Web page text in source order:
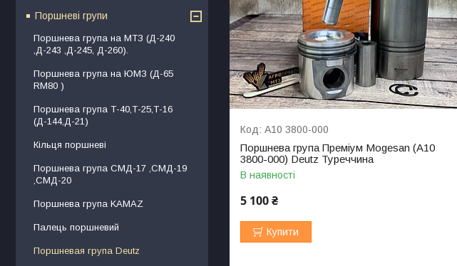
A10 3800-000
Поршнева група Преміум Mogesan (A10
3800-000) Deutz Туреччина
В наявності
5 100 ₴
Купити
Поршневі групи
Поршнева група на МТЗ (Д-240
,Д-243 ,Д-245, Д-260).
Поршнева група на ЮМЗ (Д-65
RM80 )
Поршнева група Т-40,Т-25,Т-16
(Д-144,Д-21)
Кільця поршневі
Поршнева група СМД-17 ,СМД-19
,СМД-20
Поршнева група KAMAZ
Палець поршневий
Поршневая група Deutz